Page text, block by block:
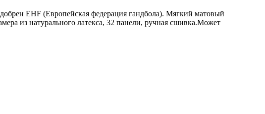
EHF (Европейская федерация гандбола). Мягкий матовый
из натурального латекса, 32 панели, ручная сшивка.Может